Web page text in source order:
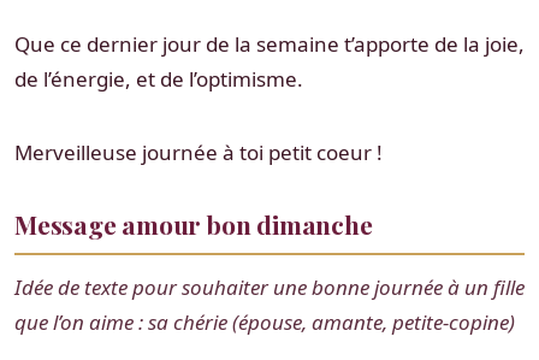
Que ce dernier jour de la semaine t’apporte de la joie,
de l’énergie, et de l’optimisme.
Merveilleuse journée à toi petit coeur !
Message amour bon dimanche
Idée de texte pour souhaiter une bonne journée à un fille
que l’on aime : sa chérie (épouse, amante, petite-copine)